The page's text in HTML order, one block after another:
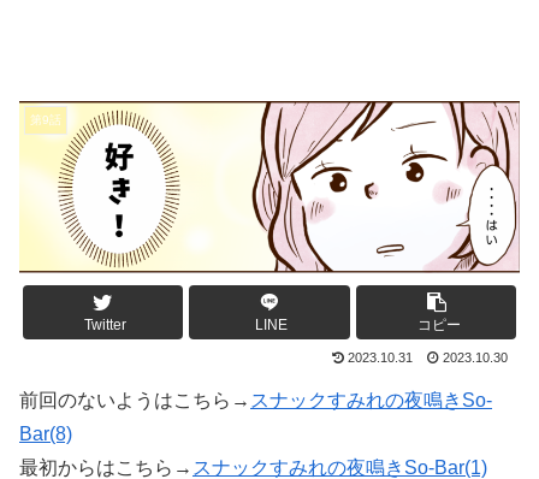
第9話
Twitter LINE コピー
2023.10.31 2023.10.30
前回のないようはこちら→ スナックすみれの夜鳴きSo-
Bar(8)
最初からはこちら→ スナックすみれの夜鳴きSo-Bar(1)